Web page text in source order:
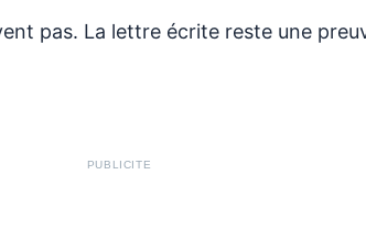
pas. La lettre écrite reste une
PUBLICITÉ